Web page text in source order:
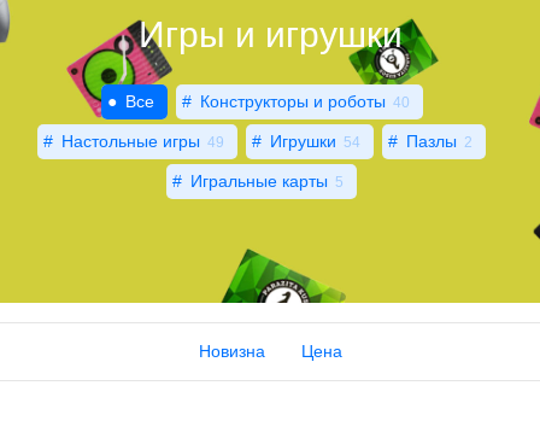
Игры и игрушки
Все Конструкторы и роботы 40
Настольные игры 49 Игрушки 54 Пазлы 2
Игральные карты 5
Новизна Цена